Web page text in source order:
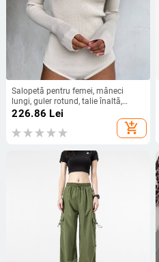
Salopetă pentru femei, mâneci
lungi, guler rotund, talie înaltă,
lungime Capri, din amestec
226.86 Lei
add_shopping_cart